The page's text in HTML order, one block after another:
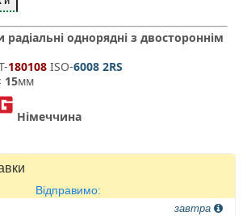
однорядні з двостороннім
180108 ­ ISO-6008 2RS
15мм
Німеччина
Відправимо:
завтра